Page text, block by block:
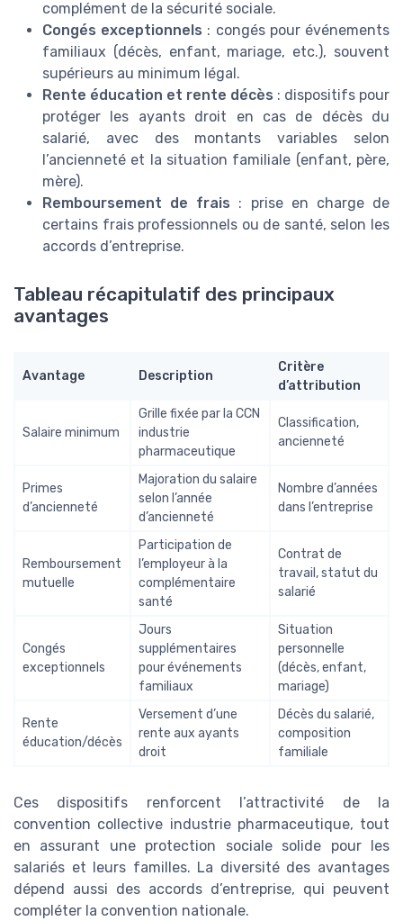
complément de la sécurité sociale.
Congés exceptionnels : congés pour événements
familiaux (décès, enfant, mariage, etc.), souvent
supérieurs au minimum légal.
Rente éducation et rente décès : dispositifs pour
protéger les ayants droit en cas de décès du
salarié, avec des montants variables selon
l’ancienneté et la situation familiale (enfant, père,
mère).
Remboursement de frais : prise en charge de
certains frais professionnels ou de santé, selon les
accords d’entreprise.
Tableau récapitulatif des principaux
avantages
Avantage Description
Critère
d’attribution
Salaire minimum
Grille fixée par la CCN
industrie
pharmaceutique
Classification,
ancienneté
Primes
d’ancienneté
Majoration du salaire
selon l’année
d’ancienneté
Nombre d’années
dans l’entreprise
Remboursement
mutuelle
Participation de
l’employeur à la
complémentaire
santé
Contrat de
travail, statut du
salarié
Congés
exceptionnels
Jours
supplémentaires
pour événements
familiaux
Situation
personnelle
(décès, enfant,
mariage)
Rente
éducation/décès
Versement d’une
rente aux ayants
droit
Décès du salarié,
composition
familiale
Ces dispositifs renforcent l’attractivité de la
convention collective industrie pharmaceutique, tout
en assurant une protection sociale solide pour les
salariés et leurs familles. La diversité des avantages
dépend aussi des accords d’entreprise, qui peuvent
compléter la convention nationale.